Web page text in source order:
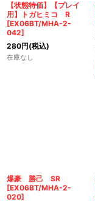
【状態特価】【プレイ
用】トガヒミコ R
[EX06BT/MHA-2-
042]
280円(税込)
在庫なし
爆豪 勝己 SR
[EX06BT/MHA-2-
020]